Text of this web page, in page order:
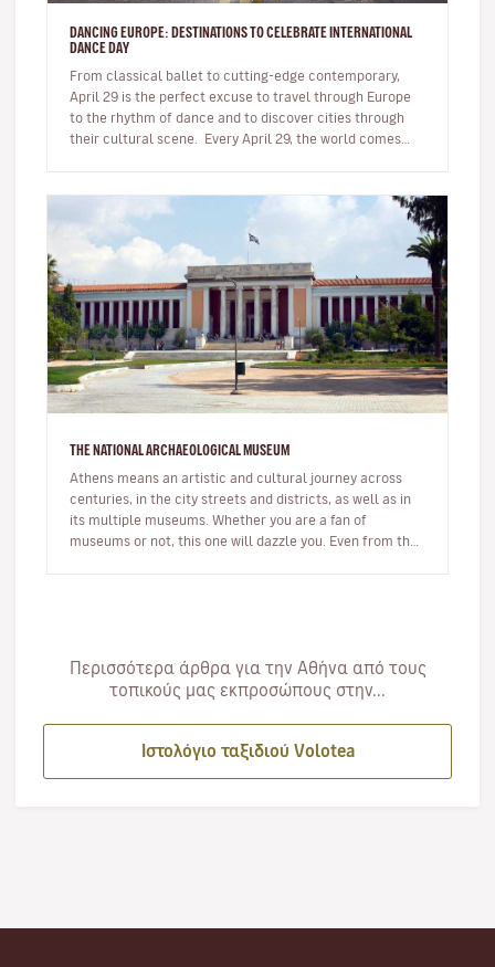
DANCING EUROPE: DESTINATIONS TO CELEBRATE INTERNATIONAL
DANCE DAY
From classical ballet to cutting-edge contemporary,
April 29 is the perfect excuse to travel through Europe
to the rhythm of dance and to discover cities through
their cultural scene. Every April 29, the world comes
THE NATIONAL ARCHAEOLOGICAL MUSEUM
Athens means an artistic and cultural journey across
centuries, in the city streets and districts, as well as in
its multiple museums. Whether you are a fan of
museums or not, this one will dazzle you. Even from the
Περισσότερα άρθρα για την Αθήνα από τους
τοπικούς μας εκπροσώπους στην...
Ιστολόγιο ταξιδιού Volotea